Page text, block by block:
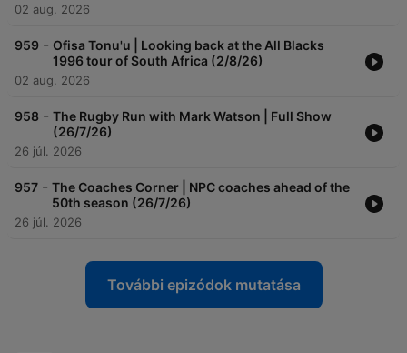
02 aug. 2026
959 - Ofisa Tonu'u | Looking back at the All Blacks
1996 tour of South Africa (2/8/26)
02 aug. 2026
958 - The Rugby Run with Mark Watson | Full Show
(26/7/26)
26 júl. 2026
957 - The Coaches Corner | NPC coaches ahead of the
50th season (26/7/26)
26 júl. 2026
További epizódok mutatása